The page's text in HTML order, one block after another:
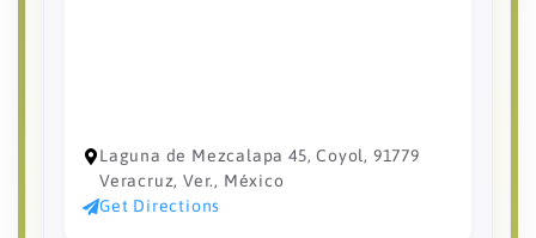
Laguna de Mezcalapa 45, Coyol, 91779
Veracruz, Ver., México
Get Directions